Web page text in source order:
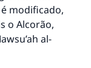
modificado,
o Alcorão,
al-